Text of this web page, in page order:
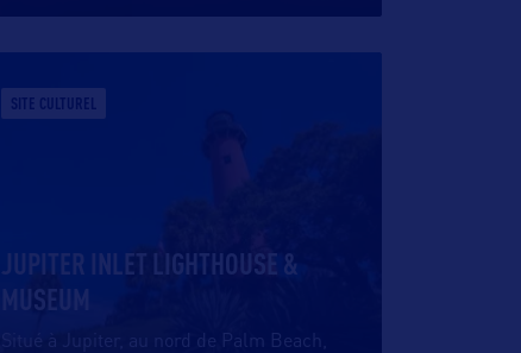
SITE CULTUREL
JUPITER INLET LIGHTHOUSE &
MUSEUM
Situé à Jupiter, au nord de Palm Beach,